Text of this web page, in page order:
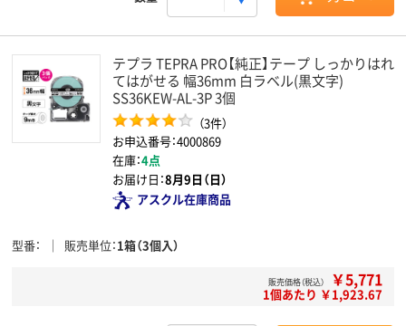
テプラ TEPRA PRO【純正】テープ しっかりはれ
てはがせる 幅36mm 白ラベル(黒文字)
SS36KEW-AL-3P 3個
（3件）
お申込番号：4000869
在庫：4点
お届け日：8月9日（日）
アスクル在庫商品
型番 販売単位 1箱（3個入）
販売価格（税込） ￥5,771
1個あたり ￥1,923.67